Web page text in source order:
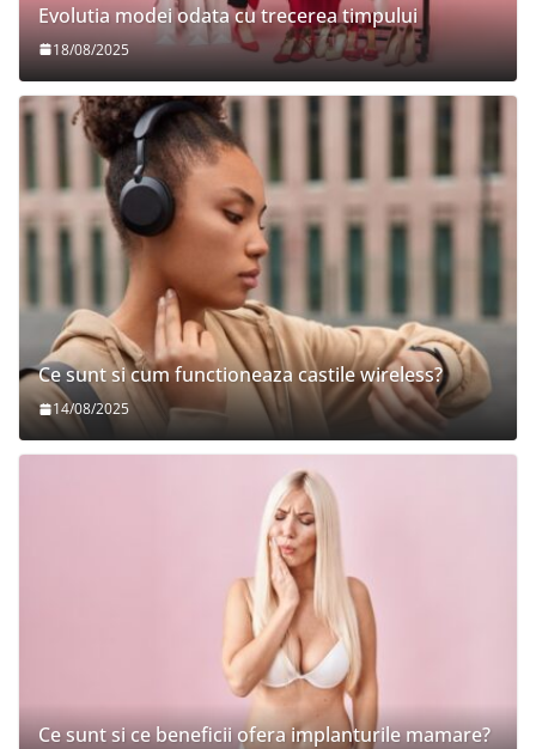
Evolutia modei odata cu trecerea timpului
18/08/2025
Ce sunt si cum functioneaza castile wireless?
14/08/2025
Ce sunt si ce beneficii ofera implanturile mamare?